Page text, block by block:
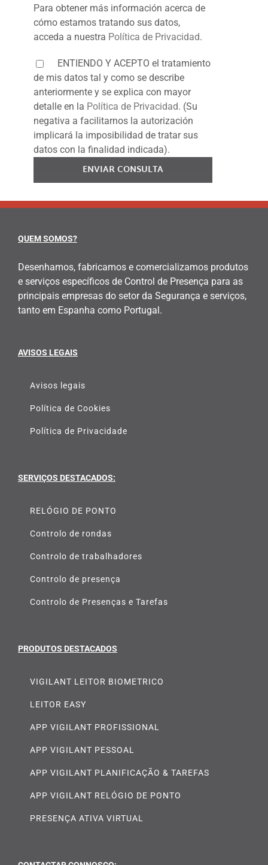
Para obtener más información acerca de
cómo estamos tratando sus datos,
acceda a nuestra Política de Privacidad.
ENTIENDO Y ACEPTO el tratamiento
de mis datos tal y como se describe
anteriormente y se explica con mayor
detalle en la Política de Privacidad. (Su
negativa a facilitarnos la autorización
implicará la imposibilidad de tratar sus
datos con la finalidad indicada).
ENVIAR CONSULTA
QUEM SOMOS?
Desenhamos, fabricamos e comercializamos produtos
e serviços específicos de Control de Presença para as
principais empresas do setor da Segurança e serviços,
tanto em Espanha como Portugal.
AVISOS LEGAIS
Avisos legais
Política de Cookies
Política de Privacidade
SERVIÇOS DESTACADOS:
RELÓGIO DE PONTO
Controlo de rondas
Controlo de trabalhadores
Controlo de presença
Controlo de Presenças e Tarefas
PRODUTOS DESTACADOS
VIGILANT LEITOR BIOMETRICO
LEITOR EASY
APP VIGILANT PROFISSIONAL
APP VIGILANT PESSOAL
APP VIGILANT PLANIFICAÇÃO & TAREFAS
APP VIGILANT RELÓGIO DE PONTO
PRESENÇA ATIVA VIRTUAL